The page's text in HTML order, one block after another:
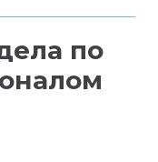
по